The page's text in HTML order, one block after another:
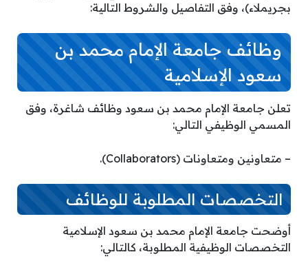
بجريملاء)، وفق التفاصيل والشروط التالية:
وظائف جامعة الإمام محمد بن
سعود الإسلامية
تعلن جامعة الإمام محمد بن سعود وظائف شاغرة، وفق
المسمي الوظيفي التالي:
– متعاونين ومتعاونات (Collaborators).
التخصصات المطلوبة للوظائف
أوضحت جامعة الإمام محمد بن سعود الإسلامية
التخصصات الوظيفية المطلوبة، كالتالي: